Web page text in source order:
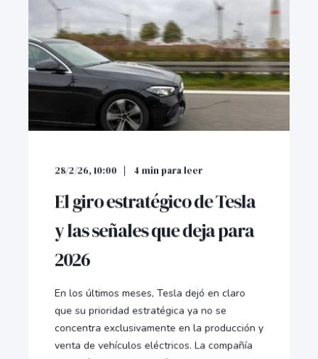
28/2/26, 10:00 4 min para leer
El giro estratégico de Tesla
y las señales que deja para
2026
En los últimos meses, Tesla dejó en claro
que su prioridad estratégica ya no se
concentra exclusivamente en la producción y
venta de vehículos eléctricos. La compañía